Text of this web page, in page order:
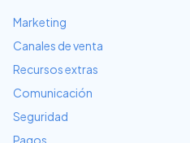
Marketing
Canales de venta
Recursos extras
Comunicación
Seguridad
Pagos